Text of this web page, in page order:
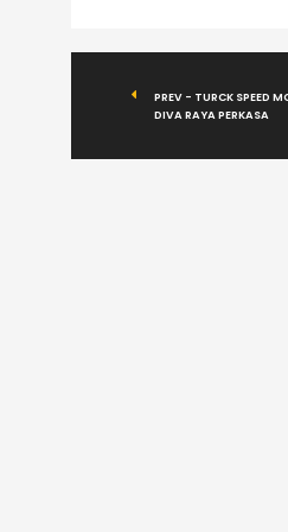
PREV - TURCK SPEED
DIVA RAYA PERKASA